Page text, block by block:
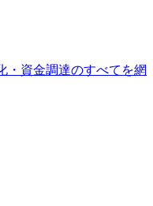
・資金調達のすべてを網